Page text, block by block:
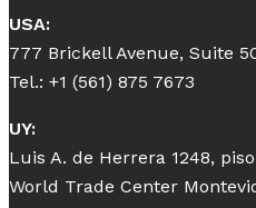
USA:
777 Brickell Avenue, Suite
Tel.: +1 (561) 875 7673
UY:
Luis A. de Herrera 1248,
World Trade Center